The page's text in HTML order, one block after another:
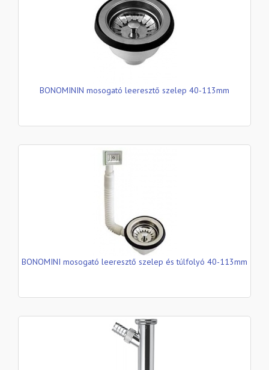
BONOMININ mosogató leeresztő szelep 40-113mm
BONOMINI mosogató leeresztő szelep és túlfolyó 40-113mm